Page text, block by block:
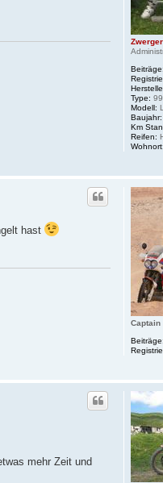
Beiträge:
Type:
Modell:
Baujahr:
Km
Reifen:
Wohnort:
Captain
Beiträge:
hast
mehr Zeit und